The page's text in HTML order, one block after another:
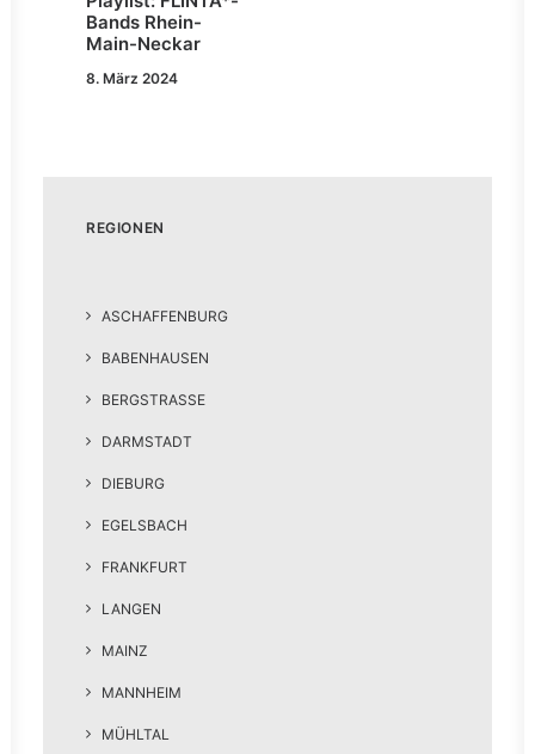
Bands Rhein-
Main-Neckar
8. März 2024
REGIONEN
ASCHAFFENBURG
BABENHAUSEN
BERGSTRASSE
DARMSTADT
DIEBURG
EGELSBACH
FRANKFURT
LANGEN
MAINZ
MANNHEIM
MÜHLTAL